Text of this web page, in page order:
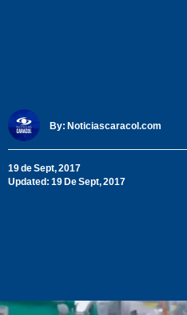
By: Noticiascaracol.com
19 de Sept, 2017
Updated: 19 De Sept, 2017